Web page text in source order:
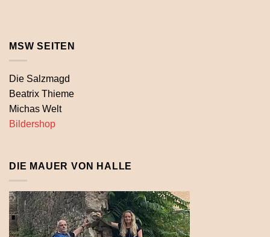
MSW SEITEN
Die Salzmagd
Beatrix Thieme
Michas Welt
Bildershop
DIE MAUER VON HALLE